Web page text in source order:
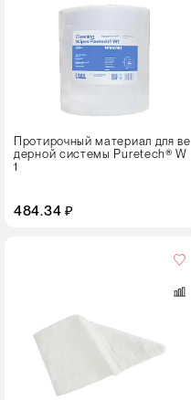
Протирочный материал для ве
дерной системы Puretech® W
1
484.34 ₽